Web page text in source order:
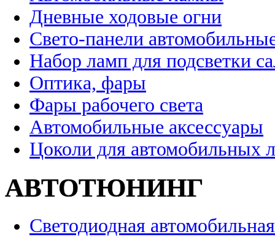
Дневные ходовые огни
Свето-панели
Набор ламп для подсветки
Оптика, фары
Фары рабочего света
Автомобильные аксессуары
Цоколи для автомобильных
АВТОТЮНИНГ
Светодиодная